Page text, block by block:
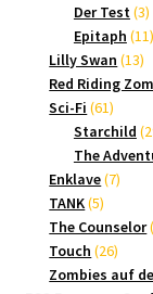
Der Test 33
Epitaph 1111
Lilly Swan 1313
Red Riding
Sci-Fi 6161
Starchild
The
Enklave 77
TANK 55
The Counselor
Touch 2626
Zombies auf